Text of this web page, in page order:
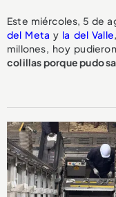
Este miércoles, 5 de
del Meta y la del Valle
millones, hoy
colillas porque pudo